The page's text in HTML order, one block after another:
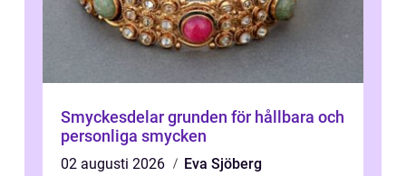
Smyckesdelar grunden för hållbara och
personliga smycken
02 augusti 2026
Eva Sjöberg